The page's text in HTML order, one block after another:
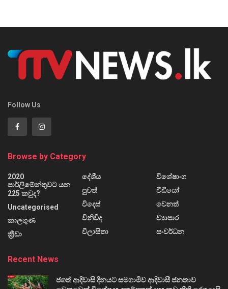
Follow Us
Browse by Category
2020
පාර්ලිමේන්තුවට යන
225 කවුද?
Uncategorised
කාලගුණ
ක්‍රීඩා
දේශීය
පුවත්
විදෙස්
විනිවිද
විලාසිතා
විශේෂාංග
වීඩියෝ
වෙනත්
ව්‍යාපාර
සංවර්ධන
Recent News
ජගත් ආදිවාසි දිනයට සමගාමීව ආදිවාසී ජනතාව